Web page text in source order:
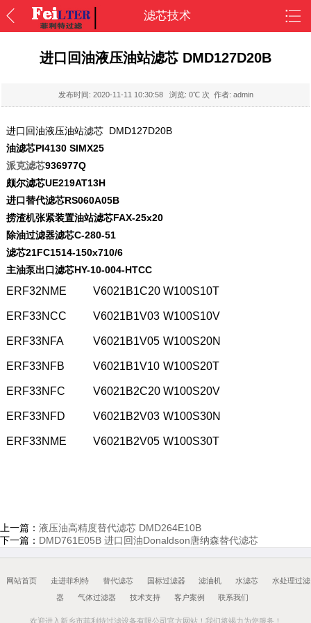
滤芯技术
进口回油液压油站滤芯 DMD127D20B
发布时间: 2020-11-11 10:30:58浏览: 0℃ 次 作者: admin
进口回油液压油站滤芯 DMD127D20B
油滤芯PI4130 SIMX25
派克滤芯936977Q
颇尔滤芯UE219AT13H
进口替代滤芯RS060A05B
捞渣机张紧装置油站滤芯FAX-25x20
除油过滤器滤芯C-280-51
滤芯21FC1514-150x710/6
主油泵出口滤芯HY-10-004-HTCC
ERF32NME V6021B1C20 W100S10T
ERF33NCC V6021B1V03 W100S10V
ERF33NFA V6021B1V05 W100S20N
ERF33NFB V6021B1V10 W100S20T
ERF33NFC V6021B2C20 W100S20V
ERF33NFD V6021B2V03 W100S30N
ERF33NME V6021B2V05 W100S30T
上一篇： 液压油高精度替代滤芯 DMD264E10B
下一篇： DMD761E05B 进口回油Donaldson唐纳森替代滤芯
网站首页 走进菲利特 替代滤芯 国标过滤器 滤油机 水滤芯
水处理过滤
器
气体过滤器 技术支持 客户案例 联系我们
欢迎进入新乡市菲利特过滤设备有限公司官方网站！我们将竭力为您服务！